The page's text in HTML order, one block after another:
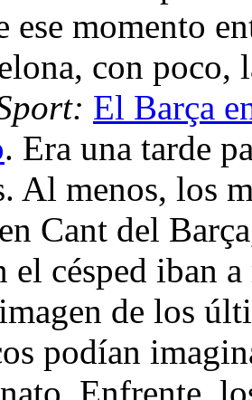
ese momento
con
El Barça
. Era una tarde
Al menos, los
en Cant del
el césped iban
de los
podían
Enfrente,